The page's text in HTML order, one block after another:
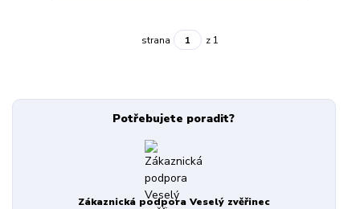
strana z 1
Potřebujete poradit?
Zákaznická podpora Veselý zvěřinec